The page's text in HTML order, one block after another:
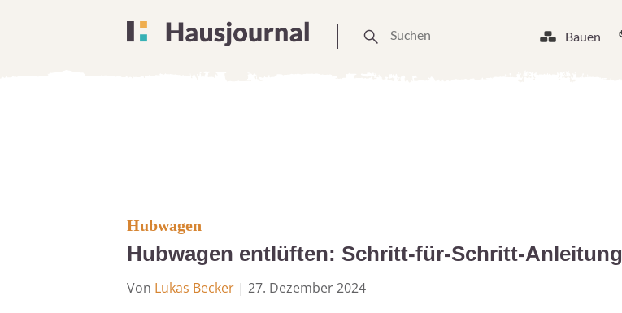
Bauen
Hubwagen
Hubwagen entlüften: Schritt-für-Schritt-Anleitung
Von Lukas Becker | 27. Dezember 2024